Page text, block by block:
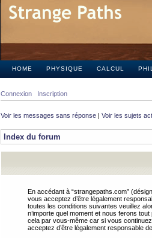
HOME PHYSIQUE CALCUL
Connexion Inscription
Voir les messages sans réponse | Voir les sujets
Index du forum
En accédant à “strangepaths.com”
vous acceptez d’être légalement
toutes les conditions suivantes veuillez
n’importe quel moment et nous ferons
cela par vous-même car si vous
acceptez d’être légalement responsable